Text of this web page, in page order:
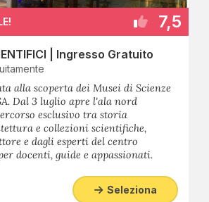
7,5
| Ingresso Gratuito
alla scoperta dei Musei di Scienze
Dal 3 luglio apre l'ala nord
esclusivo tra storia
e collezioni scientifiche,
e dagli esperti del centro
docenti, guide e appassionati.
Seleziona